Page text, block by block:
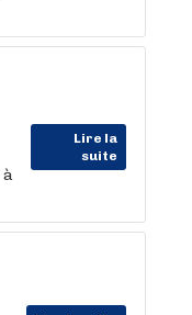
Lire la
suite
à